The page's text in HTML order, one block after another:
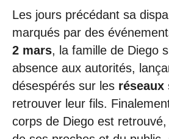
Les jours précédant sa
marqués par des
2 mars, la famille de Diego
absence aux autorités,
désespérés sur les réseaux
retrouver leur fils.
corps de Diego est retrouvé,